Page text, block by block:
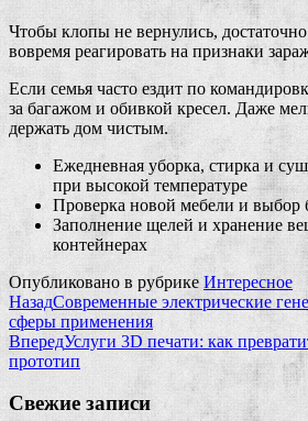
Чтобы клопы не вернулись,
вовремя реагировать на признаки
Если семья часто ездит по
за багажом и обивкой кресел. Даже
держать дом чистым.
Ежедневная уборка, стирка и
при высокой температуре
Проверка новой мебели и выбор
Заполнение щелей и хранение
контейнерах
Опубликовано в рубрике Интересное
НазадСовременные электрические
сферы применения
ВпередУслуги 3D печати: как
прототип
Свежие записи